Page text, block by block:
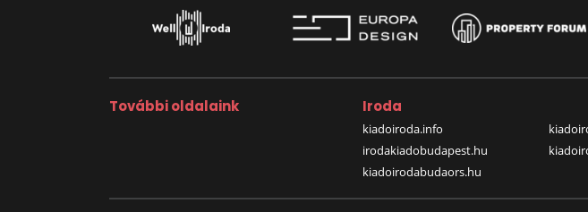
További oldalaink Iroda
kiadoiroda.info
irodakiadobudapest.hu
kiadoirodabudaors.hu